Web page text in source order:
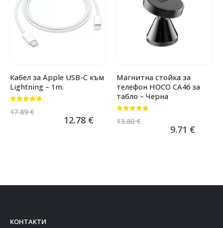
Кабел за Apple USB-C към
Lightning – 1m.
17.89€
12.78 €
Магнитна стойка за
телефон HOCO CA46 за
табло – Черна
13.80€
9.71 €
КОНТАКТИ